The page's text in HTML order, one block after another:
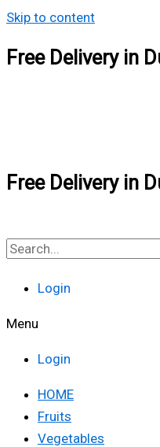
Skip to content
Free Delivery in
Free Delivery in
Login
Menu
Login
HOME
Fruits
Vegetables